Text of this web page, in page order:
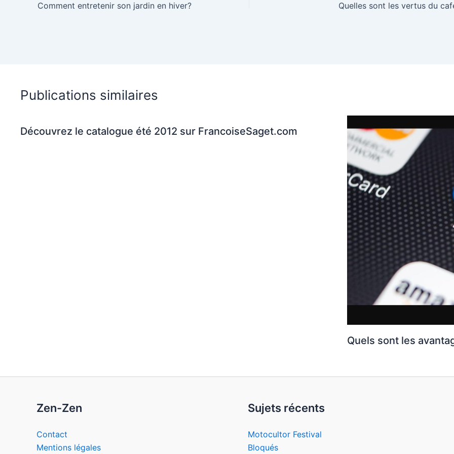
Comment entretenir son jardin en hiver? Quelles sont les vertus du
Publications similaires
Découvrez le catalogue été 2012 sur FrancoiseSaget.com
Quels sont les
Zen-Zen
Contact
Mentions légales
Sujets récents
Motocultor Festival
Bloqués